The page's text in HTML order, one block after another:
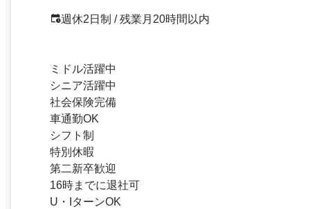
週休2日制 / 残業月20時間以内
ミドル活躍中
シニア活躍中
社会保険完備
車通勤OK
シフト制
特別休暇
第二新卒歓迎
16時までに退社可
U・IターンOK